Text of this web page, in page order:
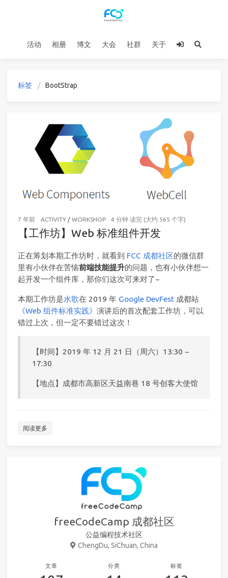
活动 相册 博文 大会 社群 关于
标签 BootStrap
7 年前 ACTIVITY/ WORKSHOP 4 分钟 读完 (大约 565 个字)
【工作坊】Web 标准组件开发
正在筹划本期工作坊时，就看到 FCC 成都社区的微信群
里有小伙伴在苦恼前端技能提升的问题，也有小伙伴想一
起开发一个组件库，那你们这次可来对了~
本期工作坊是水歌在 2019 年 Google DevFest 成都站
《Web 组件标准实践》 演讲后的首次配套工作坊，可以
错过上次，但一定不要错过这次！
【时间】2019 年 12 月 21 日（周六）13:30 ~
17:30
【地点】成都市高新区天益南巷 18 号创客大使馆
阅读更多
freeCodeCamp 成都社区
公益编程技术社区
ChengDu, SiChuan, China
文章 分类 标签